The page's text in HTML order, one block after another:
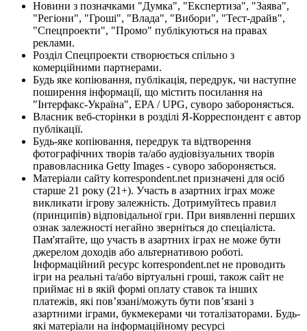
Новини з позначками "Думка", "Експертиза", "Заява",
"Регіони", "Гроші", "Влада", "Вибори", "Тест-драйв",
"Спецпроекти", "Промо" публікуються на правах
реклами.
Розділ Спецпроекти створюється спільно з
комерційними партнерами.
Будь яке копіювання, публікація, передрук, чи наступне
поширення інформації, що містить посилання на
"Інтерфакс-Україна", EPA / UPG, суворо забороняється.
Власник веб-сторінки в розділі Я-Корреспондент є автор
публікації.
Будь-яке копіювання, передрук та відтворення
фотографічних творів та/або аудіовізуальних творів
правовласника Getty Images - суворо забороняється.
Матеріали сайту korrespondent.net призначені для осіб
старше 21 року (21+). Участь в азартних іграх може
викликати ігрову залежність. Дотримуйтесь правил
(принципів) відповідальної гри. При виявленні перших
ознак залежності негайно зверніться до спеціаліста.
Пам'ятайте, що участь в азартних іграх не може бути
джерелом доходів або альтернативою роботі.
Інформаційний ресурс korrespondent.net не проводить
ігри на реальні та/або віртуальні гроші, також сайт не
приймає ні в якій формі оплату ставок та інших
платежів, які пов’язані/можуть бути пов’язані з
азартними іграми, букмекерами чи тоталізаторами. Будь-
які матеріали на інформаційному ресурсі